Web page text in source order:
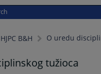
HJPC B&H O uredu
tužioca